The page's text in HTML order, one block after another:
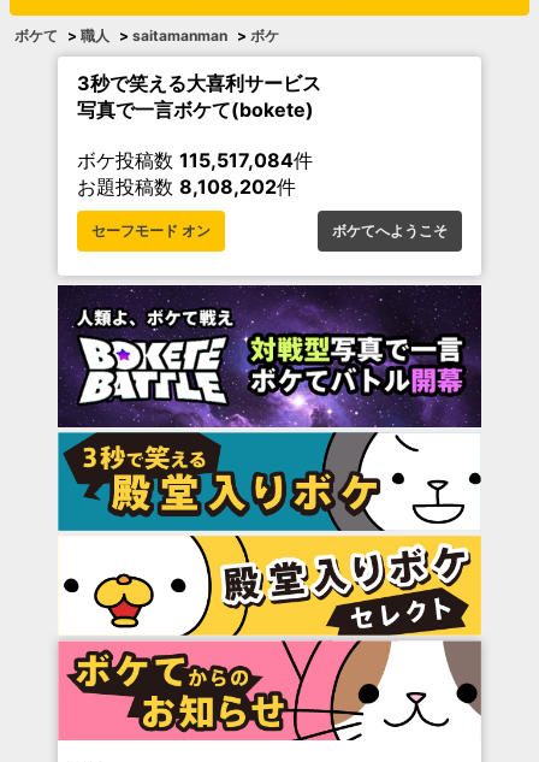
ボケて > 職人 > saitamanman > ボケ
3秒で笑える大喜利サービス
写真で一言ボケて(bokete)
ボケ投稿数 115,517,084件
お題投稿数 8,108,202件
セーフモード オン ボケてへようこそ